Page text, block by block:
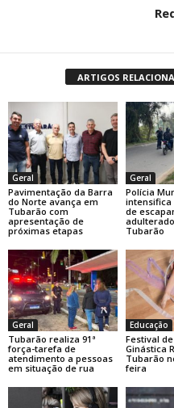
ARTIGOS
Geral
Pavimentação da Barra
do Norte avança em
Tubarão com
apresentação de
próximas etapas
Geral
Polícia
intensifica
de
Tubarão
Geral
Tubarão realiza 91ª
força-tarefa de
atendimento a pessoas
em situação de rua
Educação
Festival
Ginástica
Tubarão
feira